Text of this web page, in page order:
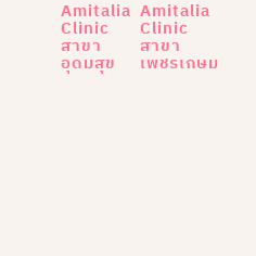
Amitalia
Clinic
สาขา
อุดมสุข
Amitalia
Clinic
สาขา
เพชรเกษม